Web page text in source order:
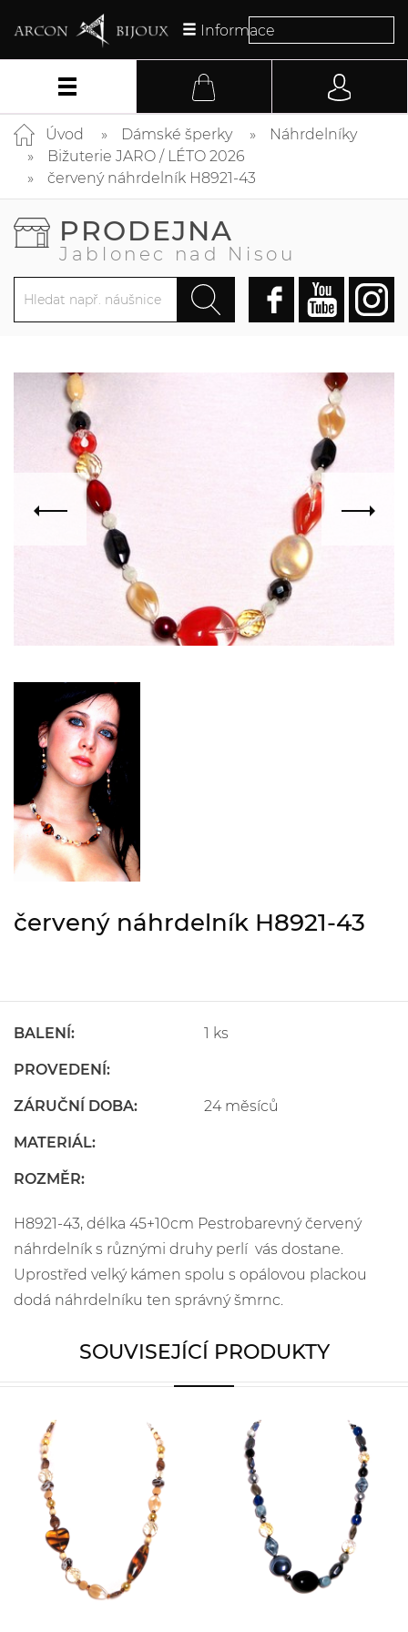
Informace
Úvod Dámské šperky
Náhrdelníky
Bižuterie JARO / LÉTO 2026
červený náhrdelník H8921-43
PRODEJNA
Jablonec nad Nisou
červený náhrdelník H8921-43
BALENÍ: 1 ks
PROVEDENÍ:
ZÁRUČNÍ DOBA: 24 měsíců
MATERIÁL:
ROZMĚR:
H8921-43, délka 45+10cm Pestrobarevný červený
náhrdelník s různými druhy perlí vás dostane.
Uprostřed velký kámen spolu s opálovou plackou
dodá náhrdelníku ten správný šmrnc.
SOUVISEJÍCÍ PRODUKTY